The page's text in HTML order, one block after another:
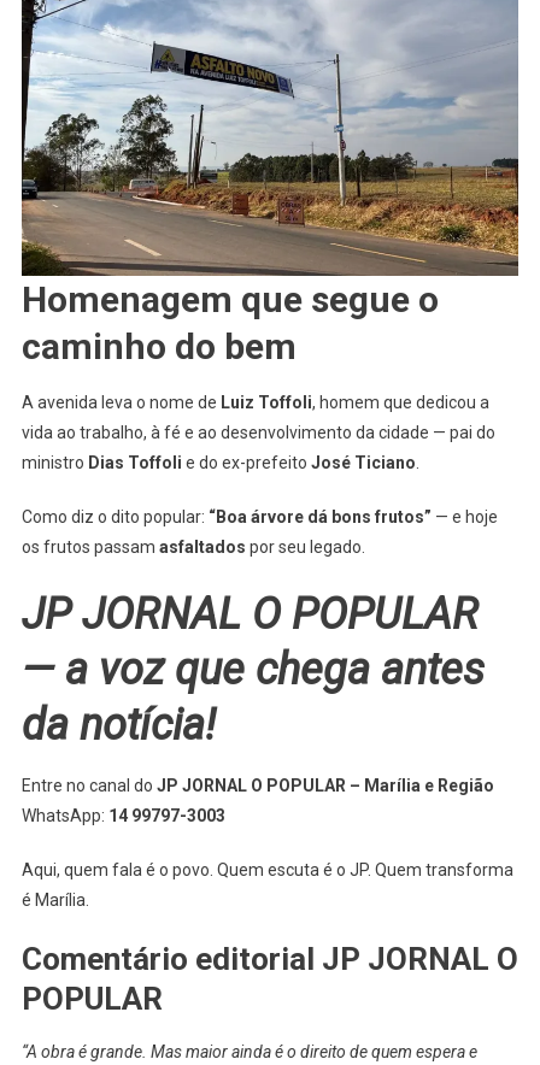
Homenagem que segue o
caminho do bem
A avenida leva o nome de Luiz Toffoli, homem que dedicou a
vida ao trabalho, à fé e ao desenvolvimento da cidade — pai do
ministro Dias Toffoli e do ex-prefeito José Ticiano
Como diz o dito popular: “Boa árvore dá bons frutos” — e hoje
os frutos passam asfaltados por seu legado.
JP JORNAL O POPULAR
— a voz que chega antes
da notícia!
Entre no canal do JP JORNAL O POPULAR – Marília e Região
WhatsApp: 14 99797-3003
Aqui, quem fala é o povo. Quem escuta é o JP. Quem transforma
é Marília.
Comentário editorial JP JORNAL O
POPULAR
“A obra é grande. Mas maior ainda é o direito de quem espera e